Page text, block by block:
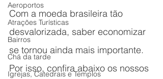
Aeroportos
Atrações Turísticas
Bairros
Chá da tarde
Igrejas, Catedrais e Templos
Com a moeda brasileira tão
desvalorizada, saber economizar
se tornou ainda mais importante.
Por isso, confira abaixo os nossos